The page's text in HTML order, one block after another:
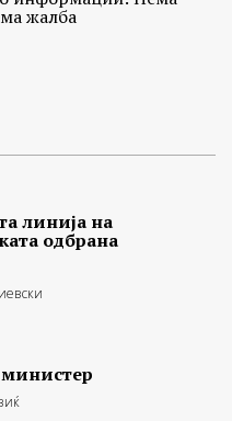
жалба
линија на
одбрана
министер